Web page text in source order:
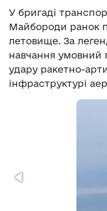
У бригаді
Майбороди ранок
летовище. За
навчання умовний
удару ракетно-
інфраструктурі